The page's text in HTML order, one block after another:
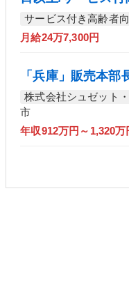
サービス付き高齢者
月給24万7,300円
「兵庫」販売本部
株式会社シュゼット
市
年収912万円～1,320万